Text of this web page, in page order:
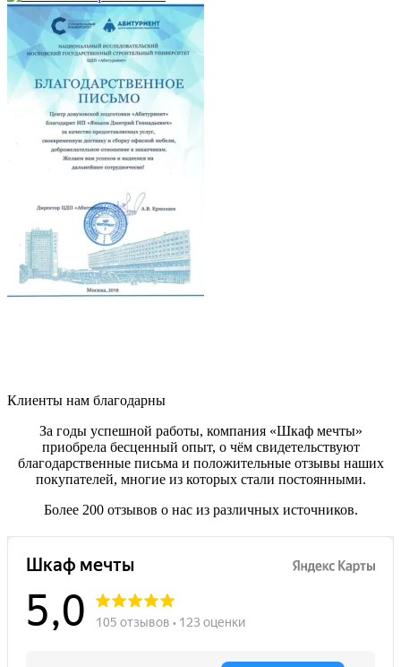
Клиенты нам благодарны
За годы успешной работы, компания «Шкаф мечты»
приобрела бесценный опыт, о чём свидетельствуют
благодарственные письма и положительные отзывы наших
покупателей, многие из которых стали постоянными.
Более 200 отзывов о нас из различных источников.